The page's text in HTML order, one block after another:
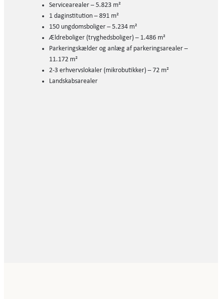
Servicearealer – 5.823 m²
1 daginstitution – 891 m²
150 ungdomsboliger – 5.234 m²
Ældreboliger (tryghedsboliger) – 1.486 m²
Parkeringskælder og anlæg af parkeringsarealer –
11.172 m²
2-3 erhvervslokaler (mikrobutikker) – 72 m²
Landskabsarealer